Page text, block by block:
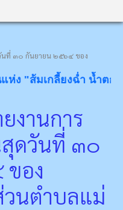
นที่ ๓๐ กันยายน ๒๕๖๔ ของ
"ส้มเกลี้ยงฉ่ำ น้ำตกง
งานการ
สุดวันที่ ๓๐
อง
วนตําบลแม่